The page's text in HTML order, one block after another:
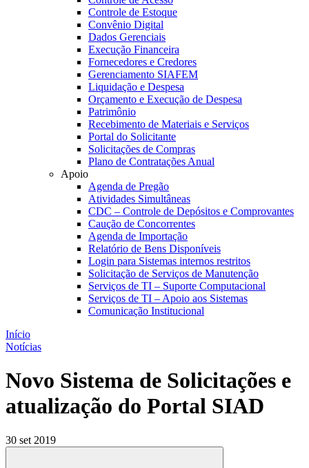
Controle de Estoque
Convênio Digital
Dados Gerenciais
Execução Financeira
Fornecedores e Credores
Gerenciamento SIAFEM
Liquidação e Despesa
Orçamento e Execução de Despesa
Patrimônio
Recebimento de Materiais e Serviços
Portal do Solicitante
Solicitações de Compras
Plano de Contratações Anual
Apoio
Agenda de Pregão
Atividades Simultâneas
CDC – Controle de Depósitos e Comprovantes
Caução de Concorrentes
Agenda de Importação
Relatório de Bens Disponíveis
Login para Sistemas internos restritos
Solicitação de Serviços de Manutenção
Serviços de TI – Suporte Computacional
Serviços de TI – Apoio aos Sistemas
Comunicação Institucional
Início
Notícias
Novo Sistema de Solicitações e
atualização do Portal SIAD
30 set 2019